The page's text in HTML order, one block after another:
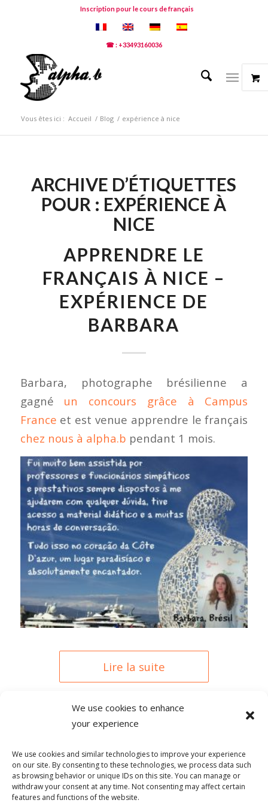
We use cookies to enhance
your experience
We use cookies and similar technologies to improve your experience
on our site. By consenting to these technologies, we process data such
as browsing behavior or unique IDs on this site. You can manage or
withdraw your consent at any time. Not consenting may affect certain
features and functions of the website.
Inscription pour le cours de français
☎ : +33493160036
Vous êtes ici : Accueil / Blog / expérience à nice
ARCHIVE D’ÉTIQUETTES
POUR : EXPÉRIENCE À
NICE
APPRENDRE LE
FRANÇAIS À NICE –
EXPÉRIENCE DE
BARBARA
Barbara, photographe brésilienne a
gagné un concours grâce à Campus
France et est venue apprendre le français
chez nous à alpha.b pendant 1 mois.
Lire la suite
0 COMMENTAIRES